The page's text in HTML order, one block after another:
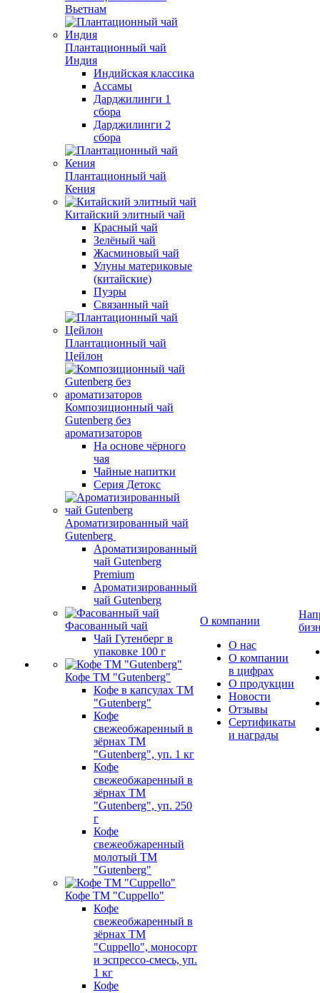
Вьетнам
Плантационный чай
Индия
Индийская классика
Ассамы
Дарджилинги 1
сбора
Дарджилинги 2
сбора
Плантационный чай
Кения
Китайский элитный чай
Красный чай
Зелёный чай
Жасминовый чай
Улуны материковые
(китайские)
Пуэры
Связанный чай
Плантационный чай
Цейлон
Композиционный чай
Gutenberg без
ароматизаторов
На основе чёрного
чая
Чайные напитки
Серия Детокс
Ароматизированный чай
Gutenberg
Ароматизированный
чай Gutenberg
Premium
Ароматизированный
чай Gutenberg
Фасованный чай
Чай Гутенберг в
упаковке 100 г
Кофе ТМ "Gutenberg"
Кофе в капсулах ТМ
"Gutenberg"
Кофе
свежеобжаренный в
зёрнах ТМ
"Gutenberg", уп. 1 кг
Кофе
свежеобжаренный в
зёрнах ТМ
"Gutenberg", уп. 250
г
Кофе
свежеобжаренный
молотый ТМ
"Gutenberg"
Кофе ТМ "Cuppello"
Кофе
свежеобжаренный в
зёрнах ТМ
"Cuppello", моносорт
и эспрессо-смесь, уп.
1 кг
Кофе
О компании
О нас
О компании
в цифрах
О продукции
Новости
Отзывы
Сертификаты
и награды